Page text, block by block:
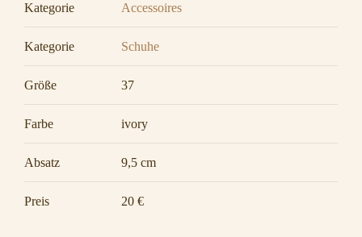
Kategorie Accessoires
Kategorie Schuhe
Größe 37
Farbe ivory
Absatz 9,5 cm
Preis 20 €